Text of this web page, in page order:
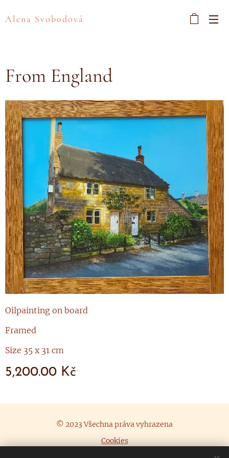
Alena Svobodová
From England
Oilpainting on board
Framed
Size 35 x 31 cm
5,200.00 Kč
© 2023 Všechna práva vyhrazena
Cookies